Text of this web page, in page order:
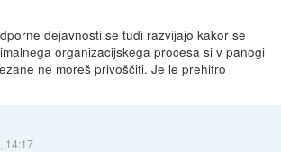
dejavnosti se tudi razvijajo kakor se
organizacijskega procesa si v panogi
ne moreš privoščiti. Je le prehitro
14:17